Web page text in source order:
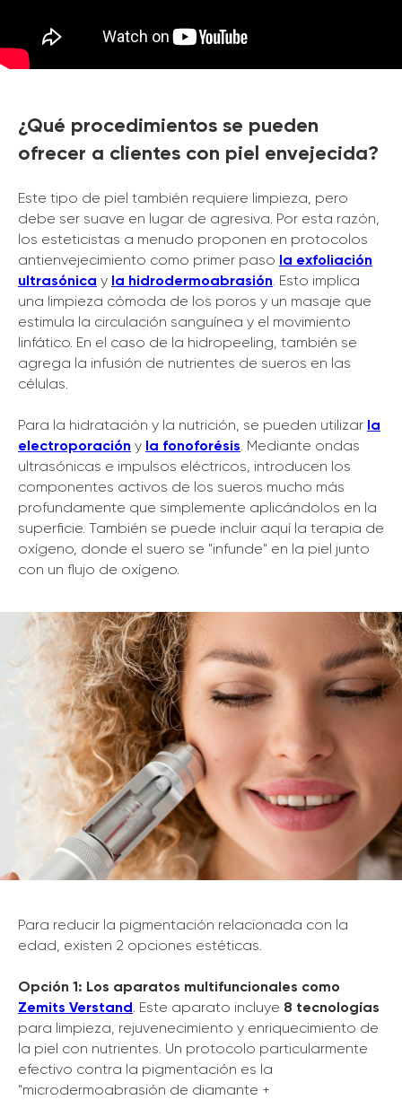
¿Qué procedimientos se pueden
ofrecer a clientes con piel envejecida?
Este tipo de piel también requiere limpieza, pero
debe ser suave en lugar de agresiva. Por esta razón,
los esteticistas a menudo proponen en protocolos
antienvejecimiento como primer paso la exfoliación
ultrasónica y la hidrodermoabrasión. Esto implica
una limpieza cómoda de los poros y un masaje que
estimula la circulación sanguínea y el movimiento
linfático. En el caso de la hidropeeling, también se
agrega la infusión de nutrientes de sueros en las
células.
Para la hidratación y la nutrición, se pueden utilizar la
electroporación y la fonoforésis. Mediante ondas
ultrasónicas e impulsos eléctricos, introducen los
componentes activos de los sueros mucho más
profundamente que simplemente aplicándolos en la
superficie. También se puede incluir aquí la terapia de
oxígeno, donde el suero se "infunde" en la piel junto
con un flujo de oxígeno.
Para reducir la pigmentación relacionada con la
edad, existen 2 opciones estéticas.
Opción 1: Los aparatos multifuncionales como
Zemits Verstand. Este aparato incluye 8 tecnologías
para limpieza, rejuvenecimiento y enriquecimiento de
la piel con nutrientes. Un protocolo particularmente
efectivo contra la pigmentación es la
"microdermoabrasión de diamante +